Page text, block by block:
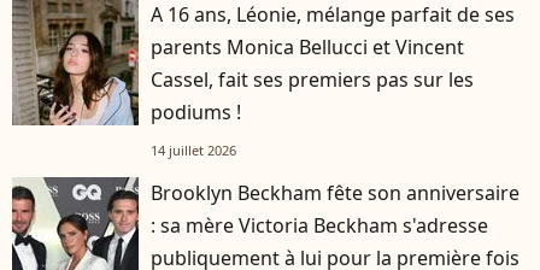
A 16 ans, Léonie, mélange parfait de ses
parents Monica Bellucci et Vincent
Cassel, fait ses premiers pas sur les
podiums !
14 juillet 2026
Brooklyn Beckham fête son anniversaire
: sa mère Victoria Beckham s'adresse
publiquement à lui pour la première fois